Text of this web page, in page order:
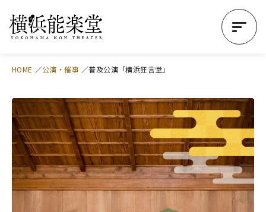
HOME 公演・催事 普及公演「横浜狂言堂」